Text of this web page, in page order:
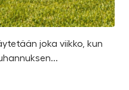
joka viikko, kun